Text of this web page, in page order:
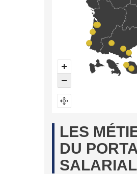
LES
DU
SALARIAL